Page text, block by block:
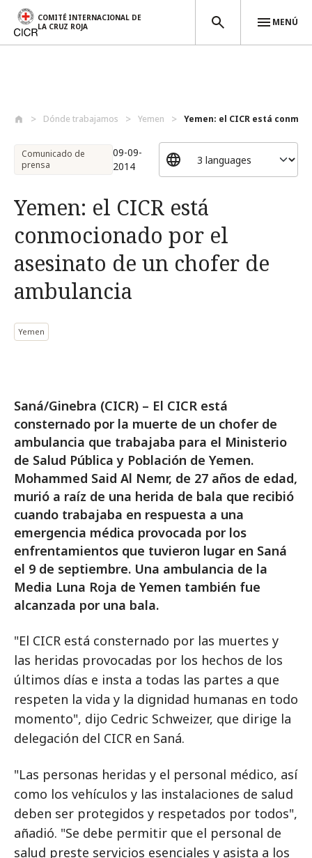
COMITÉ INTERNACIONAL DE
LA CRUZ ROJA
MENÚ
Dónde trabajamos Yemen Yemen: el CICR está
Comunicado de
prensa
09-09-
2014
Yemen: el CICR está
conmocionado por el
asesinato de un chofer de
ambulancia
Yemen
Saná/Ginebra (CICR) – El CICR está
consternado por la muerte de un chofer de
ambulancia que trabajaba para el Ministerio
de Salud Pública y Población de Yemen.
Mohammed Said Al Nemr, de 27 años de edad,
murió a raíz de una herida de bala que recibió
cuando trabajaba en respuesta a una
emergencia médica provocada por los
enfrentamientos que tuvieron lugar en Saná
el 9 de septiembre. Una ambulancia de la
Media Luna Roja de Yemen también fue
alcanzada por una bala.
"El CICR está consternado por las muertes y
las heridas provocadas por los hechos de los
últimos días e insta a todas las partes a que
respeten la vida y la dignidad humanas en todo
momento", dijo Cedric Schweizer, que dirige la
delegación del CICR en Saná.
"Las personas heridas y el personal médico, así
como los vehículos y las instalaciones de salud
deben ser protegidos y respetados por todos",
añadió. "Se debe permitir que el personal de
salud preste servicios esenciales y asista a los